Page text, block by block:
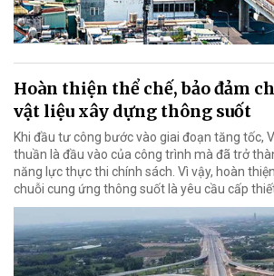
Hoàn thiện thể chế, bảo đảm
vật liệu xây dựng thông suốt
Khi đầu tư công bước vào giai đoạn tăng tốc,
thuần là đầu vào của công trình mà đã trở
năng lực thực thi chính sách. Vì vậy, hoàn
chuỗi cung ứng thông suốt là yêu cầu cấp